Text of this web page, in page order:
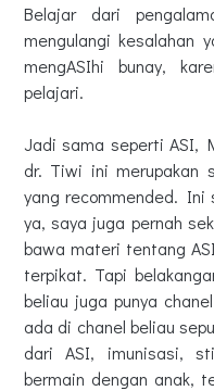
Belajar dari
mengulangi kesalahan
mengASIhi bunay,
pelajari.
Jadi sama seperti ASI,
dr. Tiwi ini merupakan
yang recommended. Ini
ya, saya juga pernah
bawa materi tentang
terpikat. Tapi
beliau juga punya
ada di chanel beliau
dari ASI, imunisasi,
bermain dengan anak,